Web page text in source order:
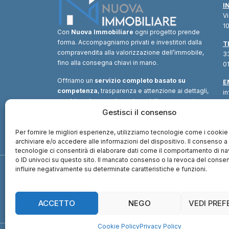
Gestisci il consenso
Per fornire le migliori esperienze, utilizziamo tecnologie come i
archiviare e/o accedere alle informazioni del dispositivo. Il consenso
tecnologie ci consentirà di elaborare dati come il comportamento di
o ID univoci su questo sito. Il mancato consenso o la revoca del
influire negativamente su determinate caratteristiche e funzioni.
ACCETTO NEGO VEDI
Cookie PolicyPrivacy Policy
Con Nuova Immobiliare ogni progetto prende
forma. Accompagniamo privati e investitori dalla
compravendita alla valorizzazione dell’immobile,
fino alla consegna chiavi in mano.
Offriamo un servizio completo basato su
competenza, trasparenza e attenzione ai dettagli,
combinando consulenza immobiliare, supporto
tecnico e soluzioni finanziarie.Un unico
valore.